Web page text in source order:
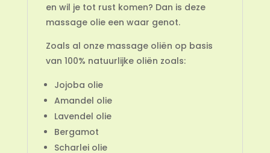
en wil je tot rust komen? Dan is deze
massage olie een waar genot.
Zoals al onze massage oliën op basis
van 100% natuurlijke oliën zoals:
Jojoba olie
Amandel olie
Lavendel olie
Bergamot
Scharlei olie